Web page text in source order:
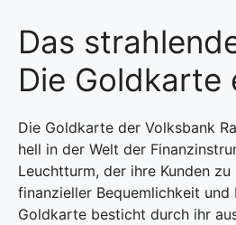
Das
Die Goldkarte
Die Goldkarte der Volksbank
hell in der Welt der
Leuchtturm, der ihre Kunden zu
finanzieller Bequemlichkeit
Goldkarte besticht durch ihr